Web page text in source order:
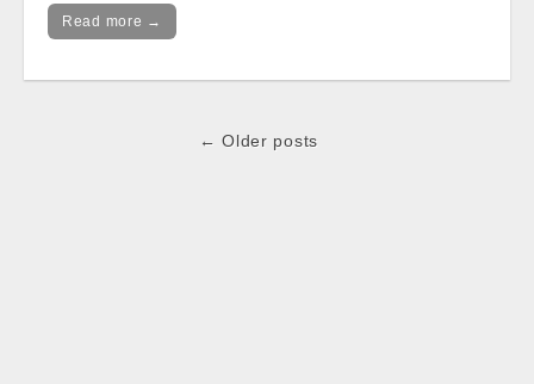
Read more →
← Older posts